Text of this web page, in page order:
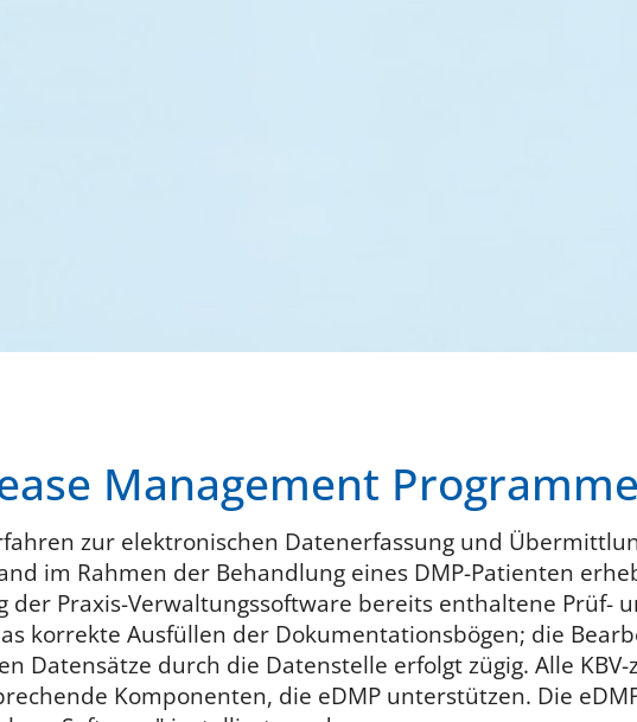
Management Programme
zur elektronischen Datenerfassung und
im Rahmen der Behandlung eines DMP-Patienten
der Praxis-Verwaltungssoftware bereits enthaltene Prüf-
korrekte Ausfüllen der Dokumentationsbögen; die
Datensätze durch die Datenstelle erfolgt zügig. Alle KBV-
Komponenten, die eDMP unterstützen. Die